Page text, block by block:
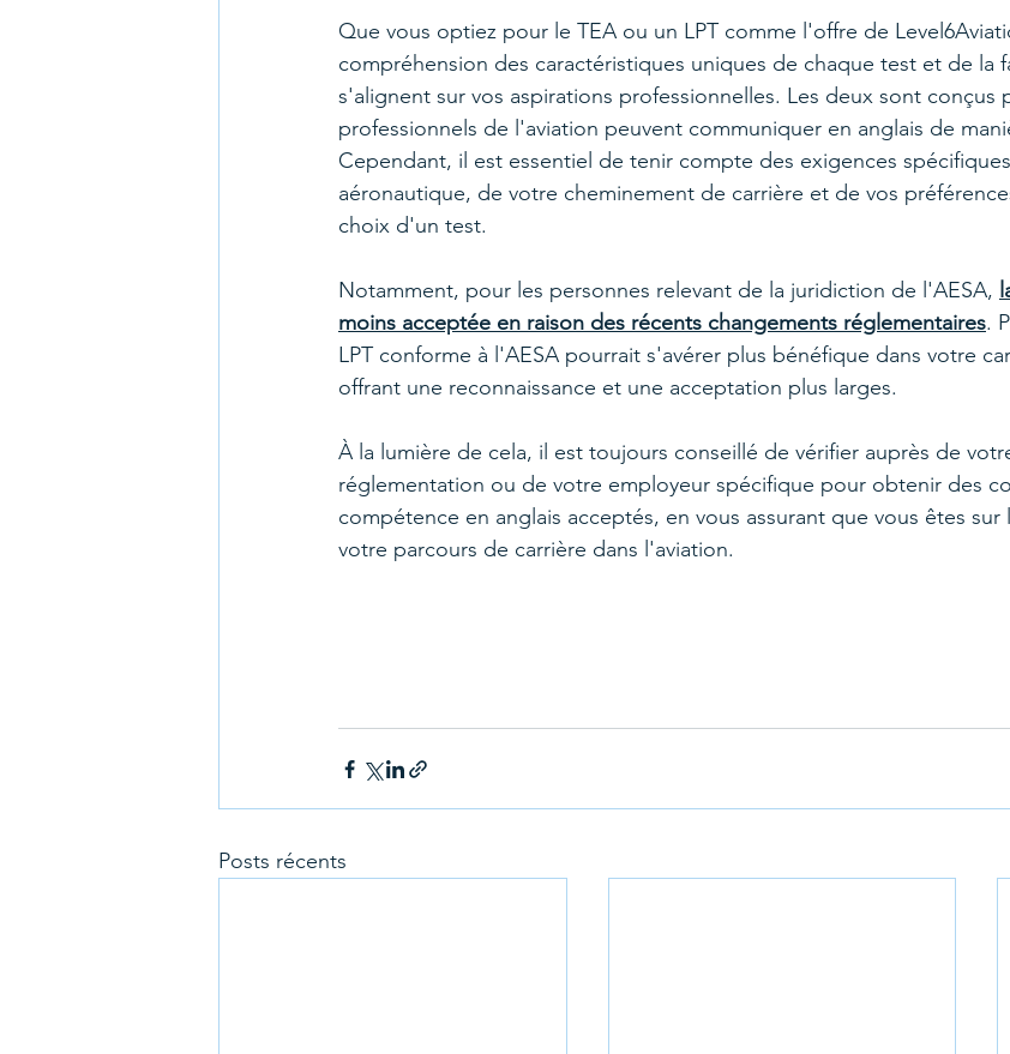
Que vous optiez pour le TEA ou un LPT comme l'offre de
compréhension des caractéristiques uniques de chaque test et de la
s'alignent sur vos aspirations professionnelles. Les deux sont conçus
professionnels de l'aviation peuvent communiquer en anglais de
Cependant, il est essentiel de tenir compte des exigences
aéronautique, de votre cheminement de carrière et de vos
choix d'un test.
Notamment, pour les personnes relevant de la juridiction de l'AESA,
moins acceptée en raison des récents changements réglementaires.
LPT conforme à l'AESA pourrait s'avérer plus bénéfique dans votre
offrant une reconnaissance et une acceptation plus larges.
À la lumière de cela, il est toujours conseillé de vérifier auprès de
réglementation ou de votre employeur spécifique pour obtenir des
compétence en anglais acceptés, en vous assurant que vous êtes sur
votre parcours de carrière dans l'aviation.
Posts récents